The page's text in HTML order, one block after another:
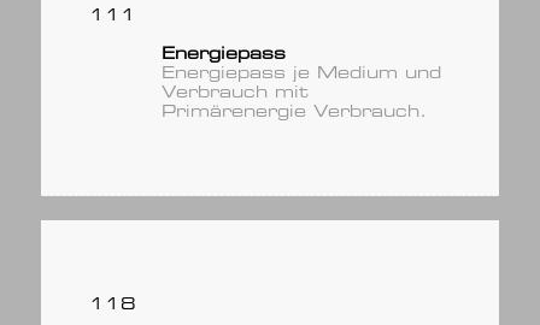
111
Energiepass
Energiepass je Medium und
Verbrauch mit
Primärenergie Verbrauch.
118